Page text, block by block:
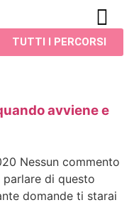
TUTTI I PERCORSI
avviene e
Nessun commento
di questo
domande ti starai